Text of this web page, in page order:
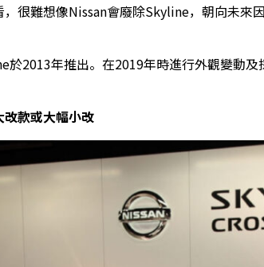
很難想像Nissan會廢除Skyline，朝向未來
於2013年推出。在2019年時進行外觀變動
款或大幅小改